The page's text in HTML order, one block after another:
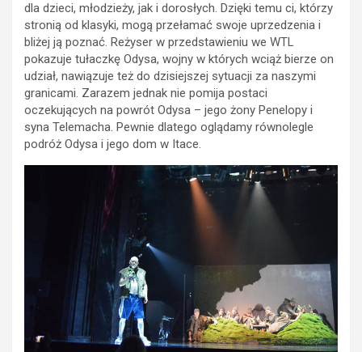
dla dzieci, młodzieży, jak i dorosłych. Dzięki temu ci, którzy
stronią od klasyki, mogą przełamać swoje uprzedzenia i
bliżej ją poznać. Reżyser w przedstawieniu we WTL
pokazuje tułaczkę Odysa, wojny w których wciąż bierze on
udział, nawiązuje też do dzisiejszej sytuacji za naszymi
granicami. Zarazem jednak nie pomija postaci
oczekujących na powrót Odysa – jego żony Penelopy i
syna Telemacha. Pewnie dlatego oglądamy równolegle
podróż Odysa i jego dom w Itace.